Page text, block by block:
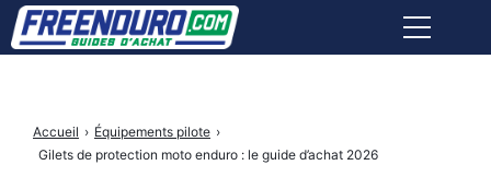
Accueil › Équipements pilote ›
Gilets de protection moto enduro : le guide d’achat 2026
ACCESSOIRES MOTO